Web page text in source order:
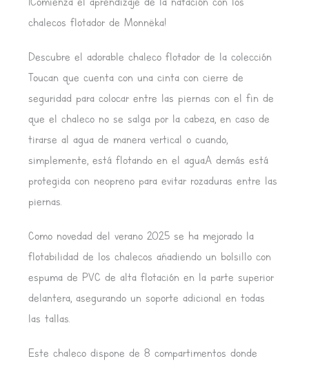
chalecos flotador de Monnëka!
Descubre el adorable chaleco flotador de la colección
Toucan que cuenta con una cinta con cierre de
seguridad para colocar entre las piernas con el fin de
que el chaleco no se salga por la cabeza, en caso de
tirarse al agua de manera vertical o cuando,
simplemente, está flotando en el agua.A demás está
protegida con neopreno para evitar rozaduras entre las
piernas.
Como novedad del verano 2025 se ha mejorado la
flotabilidad de los chalecos añadiendo un bolsillo con
espuma de PVC de alta flotación en la parte superior
delantera, asegurando un soporte adicional en todas
las tallas.
Este chaleco dispone de 8 compartimentos donde